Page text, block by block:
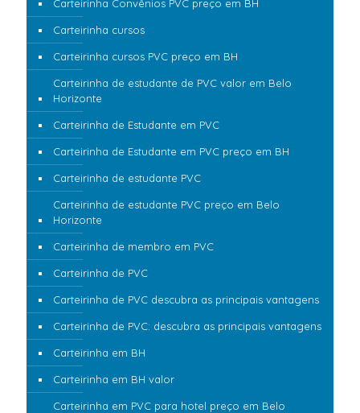
Carteirinha Convênios PVC preço em BH
Carteirinha cursos
Carteirinha cursos PVC preço em BH
Carteirinha de estudante de PVC valor em Belo
Horizonte
Carteirinha de Estudante em PVC
Carteirinha de Estudante em PVC preço em BH
Carteirinha de estudante PVC
Carteirinha de estudante PVC preço em Belo
Horizonte
Carteirinha de membro em PVC
Carteirinha de PVC
Carteirinha de PVC descubra as principais vantagens
Carteirinha de PVC: descubra as principais vantagens
Carteirinha em BH
Carteirinha em BH valor
Carteirinha em PVC para hotel preço em Belo